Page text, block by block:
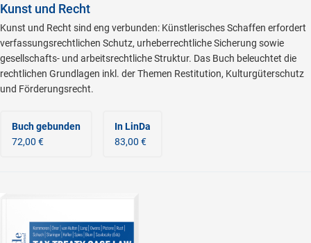
Kunst und Recht
Kunst und Recht sind eng verbunden: Künstlerisches Schaffen erfordert
verfassungsrechtlichen Schutz, urheberrechtliche Sicherung sowie
gesellschafts- und arbeitsrechtliche Struktur. Das Buch beleuchtet die
rechtlichen Grundlagen inkl. der Themen Restitution, Kulturgüterschutz
und Förderungsrecht.
Buch gebunden
72,00 €
In LinDa
83,00 €